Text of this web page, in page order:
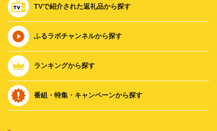
TVで紹介された返礼品から探す
ふるラボチャンネルから探す
ランキングから探す
番組・特集・キャンペーンから探す